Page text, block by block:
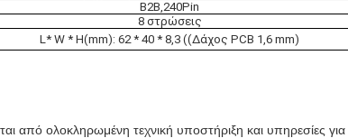
B2B,240Pin
8 στρώσεις
L* W * H(mm): 62 * 40 * 8,3 ((Δάχος PCB 1,6 mm)
ολοκληρωμένη τεχνική υποστήριξη και υπηρεσίες για